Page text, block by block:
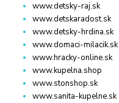
www.detsky-raj.sk
www.detskaradost.sk
www.detsky-hrdina.sk
www.domaci-milacik.sk
www.hracky-online.sk
www.kupelna.shop
www.stonshop.sk
www.sanita-kupelne.sk